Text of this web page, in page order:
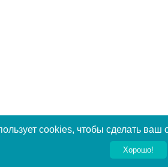
cookies, чтобы сделать
Хорошо!